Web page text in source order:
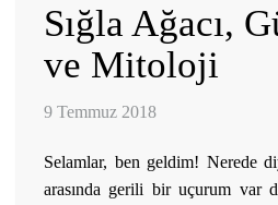
Sığla Ağacı,
ve Mitoloji
9 Temmuz 2018
Selamlar, ben geldim! Nerede
arasında gerili bir uçurum var